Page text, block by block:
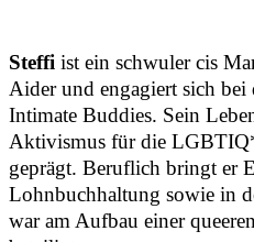
Steffi ist ein schwuler cis
Aider und engagiert sich bei
Intimate Buddies. Sein
Aktivismus für die
geprägt. Beruflich bringt er
Lohnbuchhaltung sowie in
war am Aufbau einer